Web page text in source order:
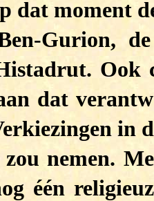
dat moment
Gurion,
Ook
dat
in
nemen.
één